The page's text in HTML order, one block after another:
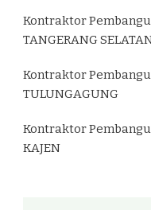
Kontraktor
TANGERANG
Kontraktor
TULUNGAGUNG
Kontraktor
KAJEN